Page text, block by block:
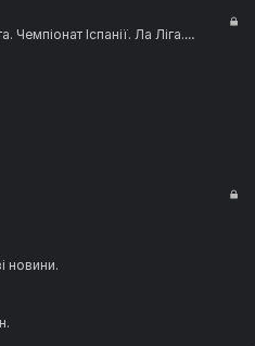
Іспанії. Ла Ліга.
новини.